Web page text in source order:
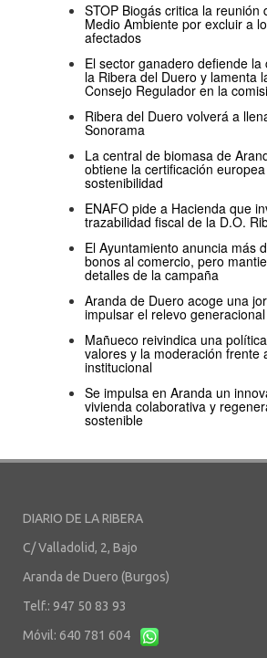
STOP Biogás critica la reunión
Medio Ambiente por excluir a
afectados
El sector ganadero defiende la
la Ribera del Duero y lamenta
Consejo Regulador en la
Ribera del Duero volverá a
Sonorama
La central de biomasa de
obtiene la certificación
sostenibilidad
ENAFO pide a Hacienda que
trazabilidad fiscal de la D.O.
El Ayuntamiento anuncia más
bonos al comercio, pero
detalles de la campaña
Aranda de Duero acoge una
impulsar el relevo
Mañueco reivindica una
valores y la moderación frente
institucional
Se impulsa en Aranda un
vivienda colaborativa y
sostenible
DIARIO DE LA RIBERA
C/ Valladolid, 2, Bajo
Aranda de Duero (Burgos)
Telf.: 947 50 83 93
Móvil: 640 781 604